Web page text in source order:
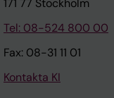
171 77 Stockholm
Tel: 08-524 800 00
Fax: 08-31 11 01
Kontakta KI